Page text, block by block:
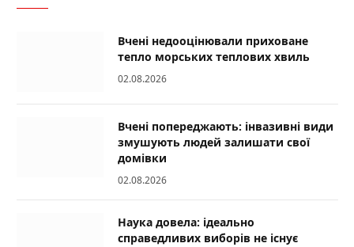
Вчені недооцінювали приховане
тепло морських теплових хвиль
02.08.2026
Вчені попереджають: інвазивні види
змушують людей залишати свої
домівки
02.08.2026
Наука довела: ідеально
справедливих виборів не існує